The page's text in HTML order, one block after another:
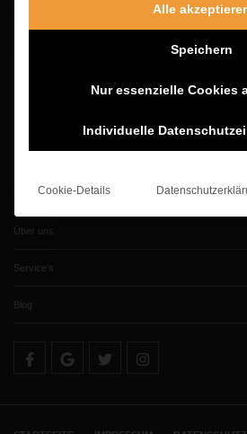
DJ-, Künstler-, Band- Vermittlung
Datenschutzerklärung
Über uns
Service’s
Blog
Alle
Speichern
Nur essenzielle Cookies
Individuelle
Cookie-Details